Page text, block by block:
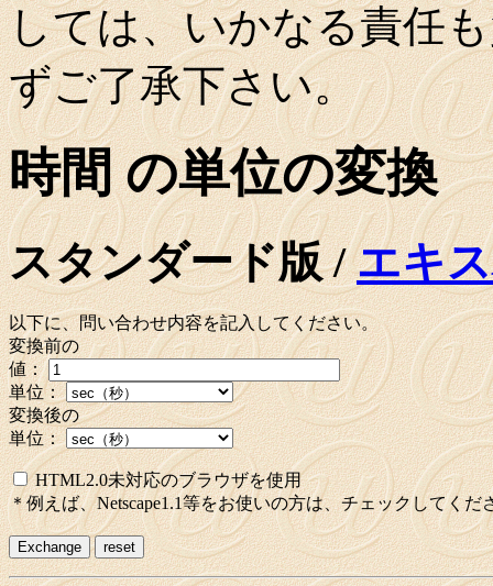
しては、いかなる責任
ずご了承下さい。
時間 の単位の変換
スタンダード版 /エキ
以下に、問い合わせ内容を記入してください。
変換前の
値：
単位：
変換後の
単位：
HTML2.0未対応のブラウザを使用
＊例えば、Netscape1.1等をお使いの方は、チェックしてくだ